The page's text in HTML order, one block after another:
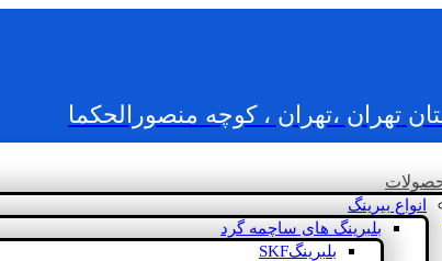
تهران ،تهران ، کوچه منصورالحکما
انواع بیرینگ
بلبرینگ های ساچمه گرد
بلبرینگSKF